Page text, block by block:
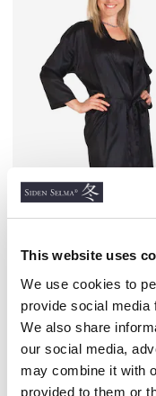
This website uses
We use cookies to
provide social media
We also share
our social media,
may combine it with
provided to them or
SIDENSATIN
1 200 kr